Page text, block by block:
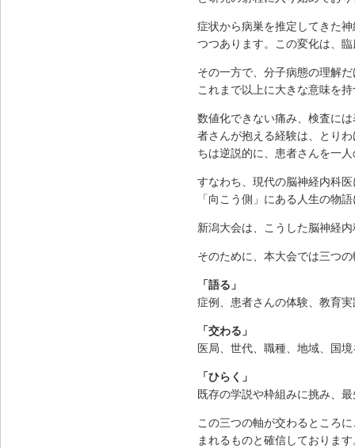
症状から病巣を推定してきた
つつあります。この変化は、
その一方で、分子病態の理解
これまで以上に大きな意味を
数値化できない痛み、検査に
者さんが抱える経験は、とり
ちは逆説的に、患者さんを一
すなわち、現代の脳神経内科
「向こう側」にある人生の物
新潟大会は、こうした脳神経
そのために、本大会では三つ
「語る」
症例、患者さんの体験、教育
「交わる」
医局、世代、職種、地域、国
「ひらく」
既存の学説や枠組みに挑み、
この三つの軸が交わるところ
まれるものと確信しております